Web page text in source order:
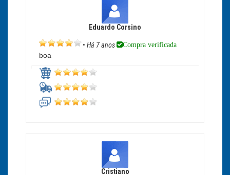
Eduardo Corsino
• Há 7 anos Compra verificada
boa
Cristiano